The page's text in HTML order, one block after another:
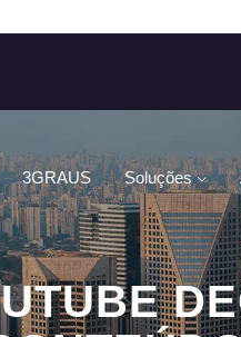
3GRAUS Soluções